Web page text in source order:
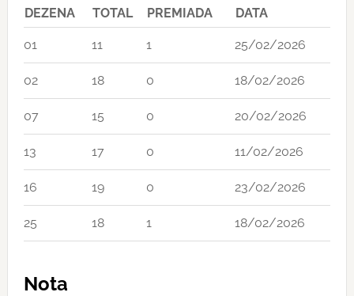
DEZENA TOTAL PREMIADA DATA
01 11 1 25/02/2026
02 18 0 18/02/2026
07 15 0 20/02/2026
13 17 0 11/02/2026
16 19 0 23/02/2026
25 18 1 18/02/2026
Nota